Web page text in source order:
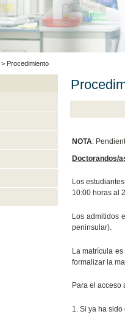
> Procedimiento
NOTA:
Doctorandos/
Los
10:00 horas al
Los admitidos
peninsular).
La matrícula
formalizar la
Para el acceso
1. Si ya ha